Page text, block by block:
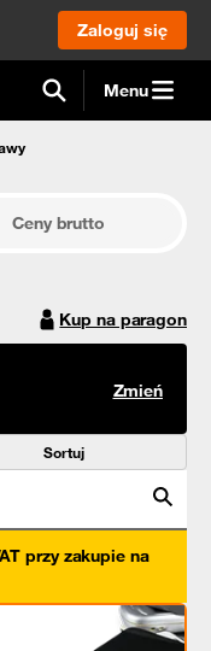
Zaloguj się
Menu
Ceny brutto
Kup na paragon
Zmień
Sortuj
przy zakupie na